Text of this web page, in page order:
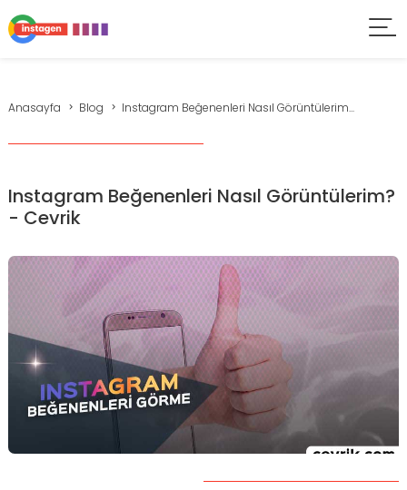
Anasayfa Blog Instagram Beğenenleri Nasıl Görüntülerim...
Instagram Beğenenleri Nasıl Görüntülerim?
- Cevrik